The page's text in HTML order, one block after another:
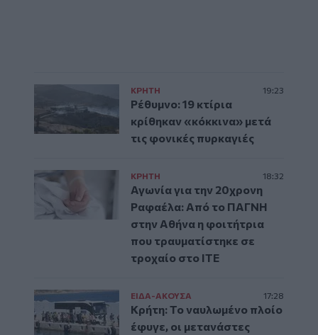
ΚΡΗΤΗ 19:23
Ρέθυμνο: 19 κτίρια
κρίθηκαν «κόκκινα» μετά
τις φονικές πυρκαγιές
ΚΡΗΤΗ 18:32
Αγωνία για την 20χρονη
Ραφαέλα: Από το ΠΑΓΝΗ
στην Αθήνα η φοιτήτρια
που τραυματίστηκε σε
τροχαίο στο ΙΤΕ
ΕΙΔΑ-ΑΚΟΥΣΑ 17:28
Κρήτη: Το ναυλωμένο πλοίο
έφυγε, οι μετανάστες